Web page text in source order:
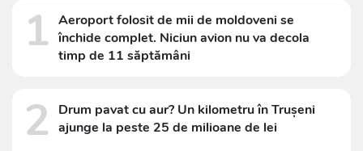
1 Aeroport folosit de mii de moldoveni se
închide complet. Niciun avion nu va decola
timp de 11 săptămâni
2
Drum pavat cu aur? Un kilometru în Trușeni
ajunge la peste 25 de milioane de lei